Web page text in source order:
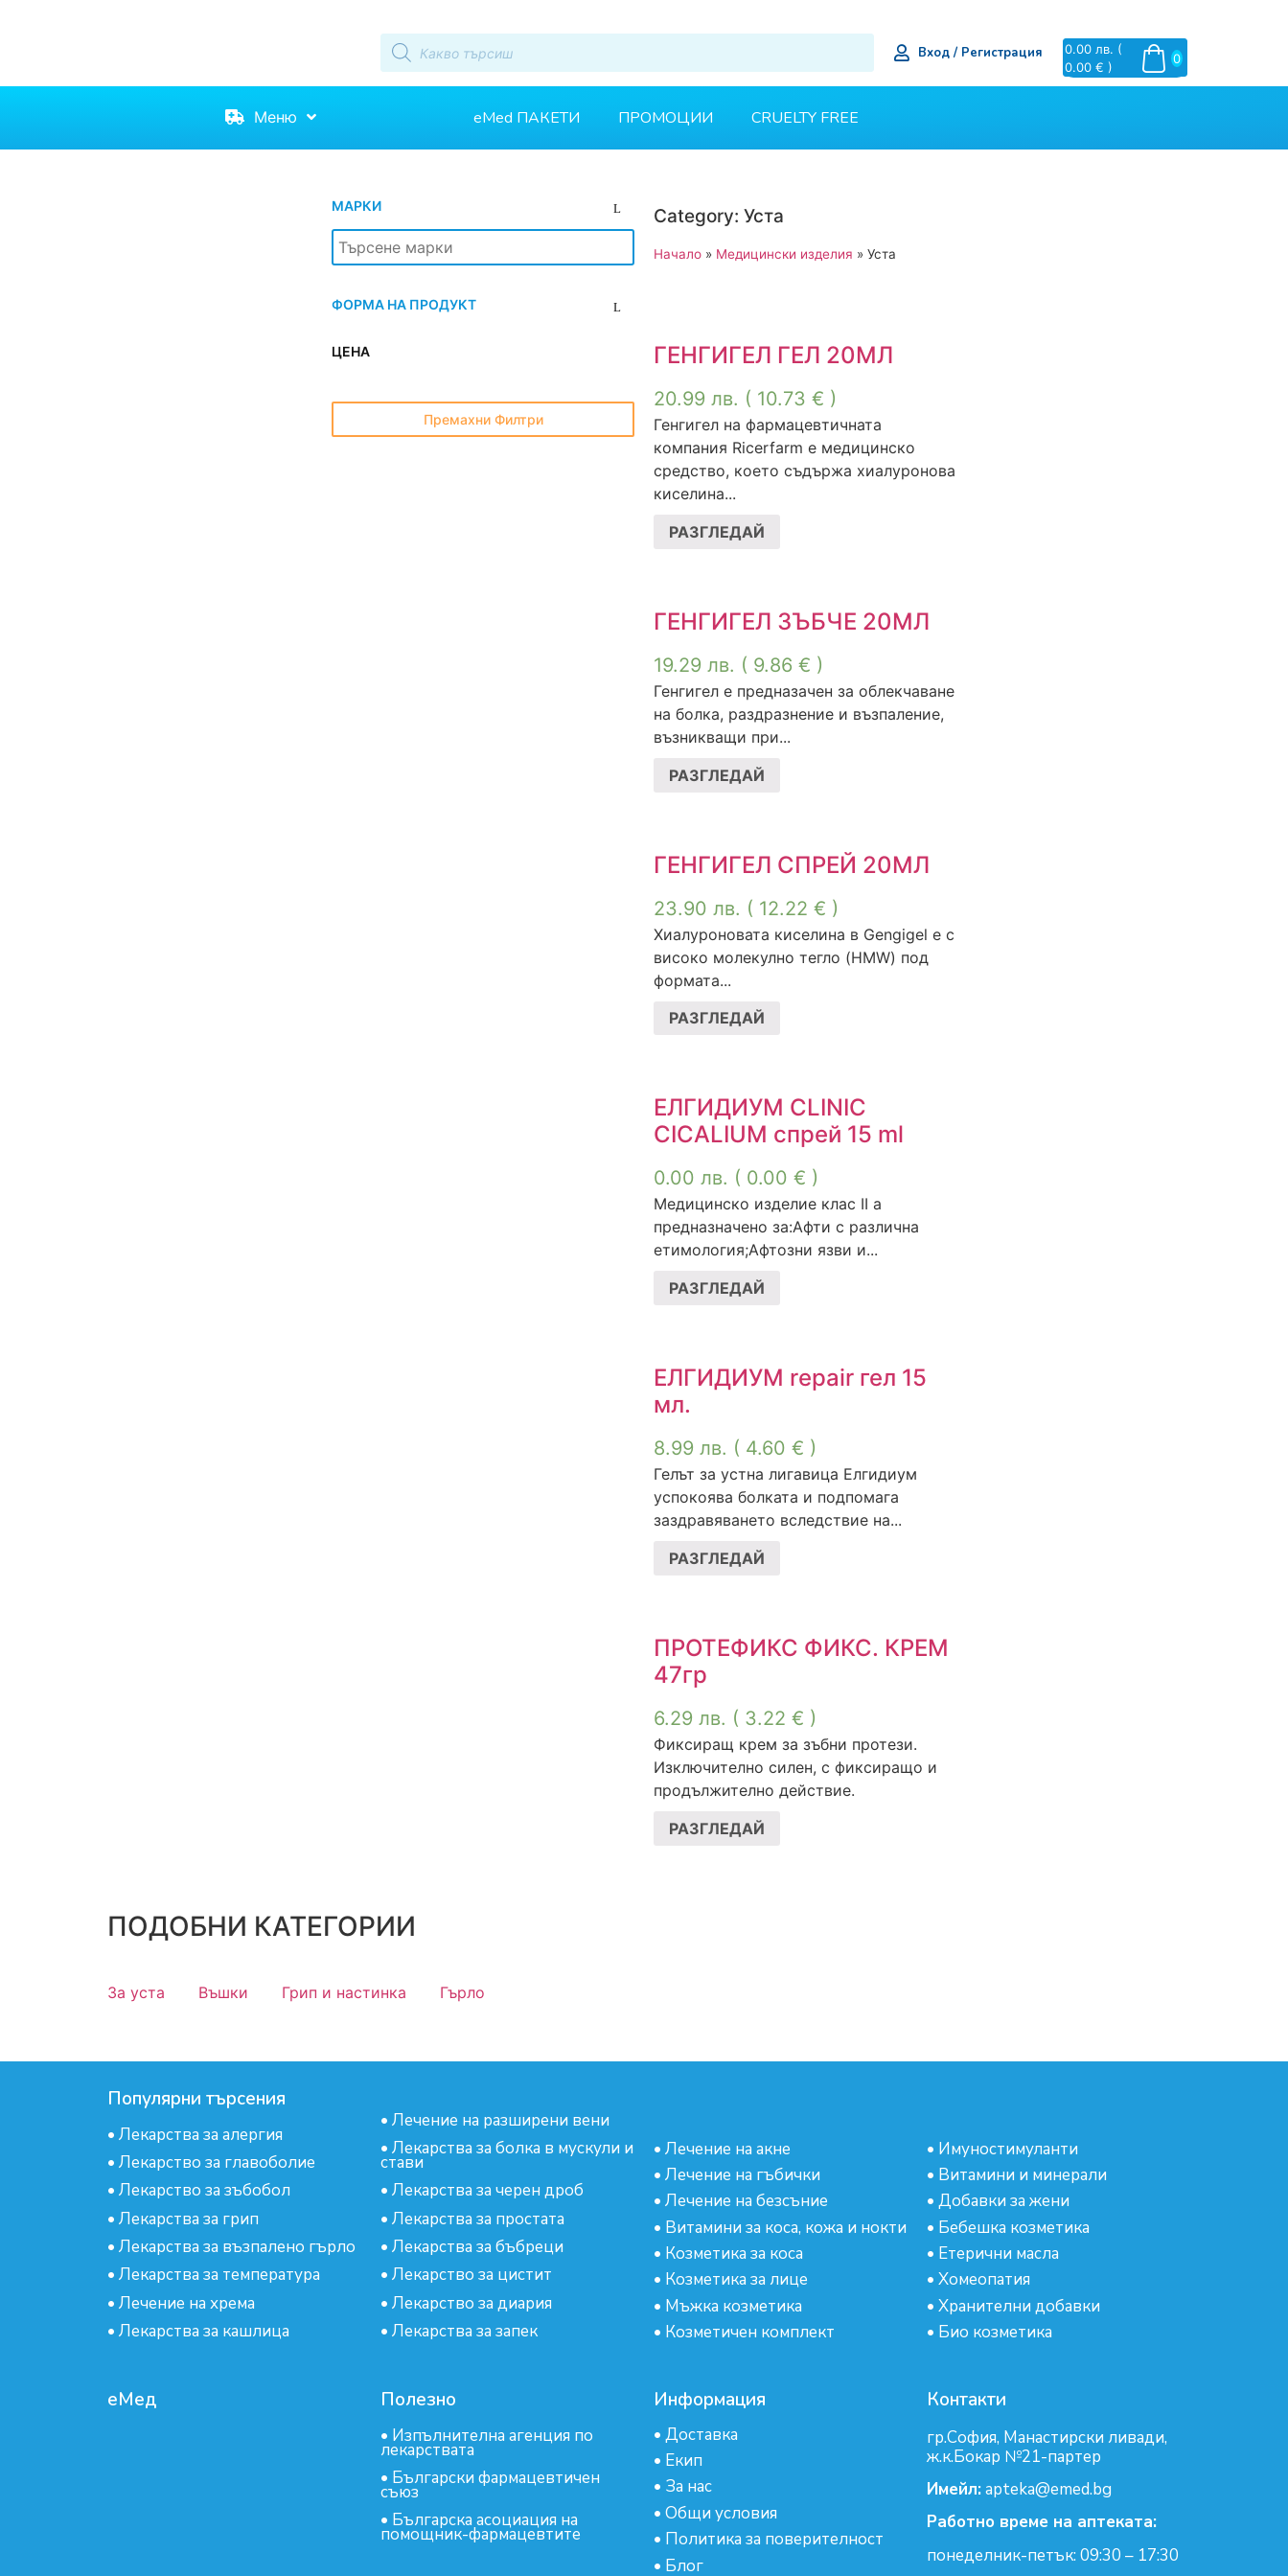
Вход / Регистрация 0
0.00 лв. (
0.00 € )
Меню eMed ПАКЕТИ ПРОМОЦИИ CRUELTY FREE
МАРКИ
ФОРМА НА ПРОДУКТ
ЦЕНА
Премахни Филтри
Category: Уста
Начало » Медицински изделия » Уста
ГЕНГИГЕЛ ГЕЛ 20МЛ
20.99 лв. ( 10.73 € )
Генгигел на фармацевтичната
компания Ricerfarm е медицинско
средство, което съдържа хиалуронова
киселина...
РАЗГЛЕДАЙ
ГЕНГИГЕЛ ЗЪБЧЕ 20МЛ
19.29 лв. ( 9.86 € )
Генгигел е предназачен за облекчаване
на болка, раздразнение и възпаление,
възникващи при...
РАЗГЛЕДАЙ
ГЕНГИГЕЛ СПРЕЙ 20МЛ
23.90 лв. ( 12.22 € )
Хиалуроновата киселина в Gengigel е с
високо молекулно тегло (HMW) под
формата...
РАЗГЛЕДАЙ
ЕЛГИДИУМ CLINIC
CICALIUM спрей 15 ml
0.00 лв. ( 0.00 € )
Медицинско изделие клас II a
предназначено за:Афти с различна
етимология;Афтозни язви и...
РАЗГЛЕДАЙ
ЕЛГИДИУМ repair гел 15
мл.
8.99 лв. ( 4.60 € )
Гелът за устна лигавица Елгидиум
успокоява болката и подпомага
заздравяването вследствие на...
РАЗГЛЕДАЙ
ПРОТЕФИКС ФИКС. КРЕМ
47гр
6.29 лв. ( 3.22 € )
Фиксиращ крем за зъбни протези.
Изключително силен, с фиксиращо и
продължително действие.
РАЗГЛЕДАЙ
ПОДОБНИ КАТЕГОРИИ
За уста Въшки Грип и настинка Гърло
Популярни търсения
• Лекарства за алергия
• Лекарство за главоболие
• Лекарство за зъбобол
• Лекарства за грип
• Лекарства за възпалено гърло
• Лекарства за температура
• Лечение на хрема
• Лекарства за кашлица
• Лечение на разширени вени
• Лекарства за болка в мускули и
стави
• Лекарства за черен дроб
• Лекарства за простата
• Лекарства за бъбреци
• Лекарство за цистит
• Лекарство за диария
• Лекарства за запек
• Лечение на акне
• Лечение на гъбички
• Лечение на безсъние
• Витамини за коса, кожа и нокти
• Козметика за коса
• Козметика за лице
• Мъжка козметика
• Козметичен комплект
• Имуностимуланти
• Витамини и минерали
• Добавки за жени
• Бебешка козметика
• Етерични масла
• Хомеопатия
• Хранителни добавки
• Био козметика
еМед Полезно
• Изпълнителна агенция по
лекарствата
• Български фармацевтичен
съюз
• Българска асоциация на
помощник-фармацевтите
Информация
• Доставка
• Екип
• За нас
• Общи условия
• Политика за поверителност
• Блог
Контакти
гр.София, Манастирски ливади,
ж.к.Бокар №21-партер
Имейл:apteka@emed.bg
Работно време на аптеката:
понеделник-петък: 09:30 – 17:30